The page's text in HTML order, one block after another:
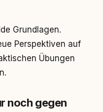
Grundlagen.
Perspektiven auf
Übungen
noch gegen